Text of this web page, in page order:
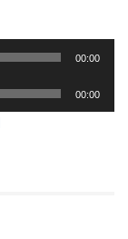
00:00
00:00